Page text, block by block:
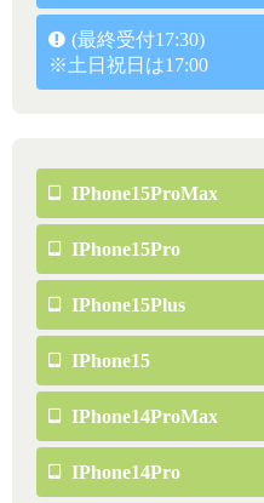
(最終受付17:30)
※土日祝日は17:00
IPhone15ProMax
IPhone15Pro
IPhone15Plus
IPhone15
IPhone14ProMax
IPhone14Pro